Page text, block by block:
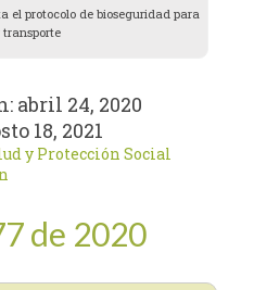
el protocolo de bioseguridad para
transporte
abril 24, 2020
18, 2021
y Protección Social
de 2020